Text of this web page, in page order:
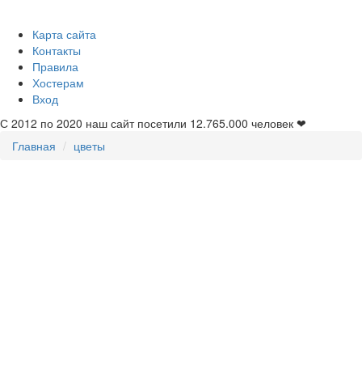
Карта сайта
Контакты
Правила
Хостерам
Вход
С 2012 по 2020 наш сайт посетили 12.765.000 человек ❤
Главная
цветы